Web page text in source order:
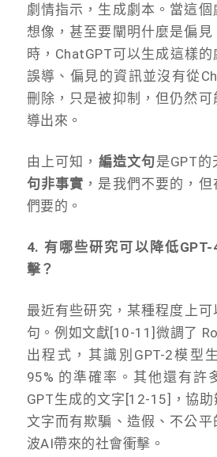
劇情指示，生成劇本。當這
想像，甚至要闡明什麼是偏
時，ChatGPT可以生成這樣的
誤導、偏見的資訊並沒有從
刪除，只是被抑制，但仍然可
導出來。
由上可知， 編造文句是GPT
句非事實 ，是我們不要的，
們要的。
4. 有哪些研究可以降低
擊？
最近有些研究，某種程度上
句。例如文獻[10-11]微調了
出程式，其識別GPT-2模型
95% 的準確率。其他還有許
GPT生成的文字[12-15]，協
文字而有欺騙、造假、不公
波AI帶來的社會衝擊。